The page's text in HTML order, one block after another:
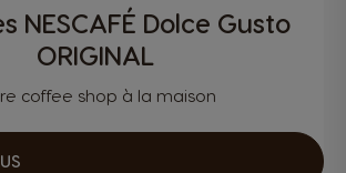
NESCAFÉ Dolce Gusto
ORIGINAL
coffee shop à la maison